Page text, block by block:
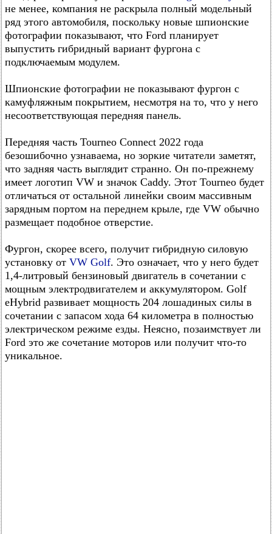
не менее, компания не раскрыла полный модельный
ряд этого автомобиля, поскольку новые шпионские
фотографии показывают, что Ford планирует
выпустить гибридный вариант фургона с
подключаемым модулем.
Шпионские фотографии не показывают фургон с
камуфляжным покрытием, несмотря на то, что у него
несоответствующая передняя панель.
Передняя часть Tourneo Connect 2022 года
безошибочно узнаваема, но зоркие читатели заметят,
что задняя часть выглядит странно. Он по-прежнему
имеет логотип VW и значок Caddy. Этот Tourneo будет
отличаться от остальной линейки своим массивным
зарядным портом на переднем крыле, где VW обычно
размещает подобное отверстие.
Фургон, скорее всего, получит гибридную силовую
установку от VW Golf. Это означает, что у него будет
1,4-литровый бензиновый двигатель в сочетании с
мощным электродвигателем и аккумулятором. Golf
eHybrid развивает мощность 204 лошадиных силы в
сочетании с запасом хода 64 километра в полностью
электрическом режиме езды. Неясно, позаимствует ли
Ford это же сочетание моторов или получит что-то
уникальное.